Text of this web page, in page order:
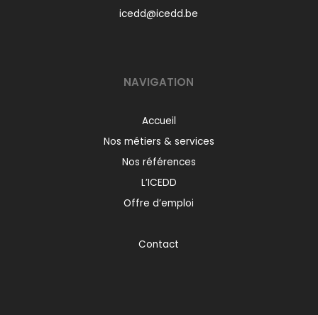
icedd@icedd.be
NAVIGATION
Accueil
Nos métiers & services
Nos références
L’ICEDD
Offre d’emploi
Contact